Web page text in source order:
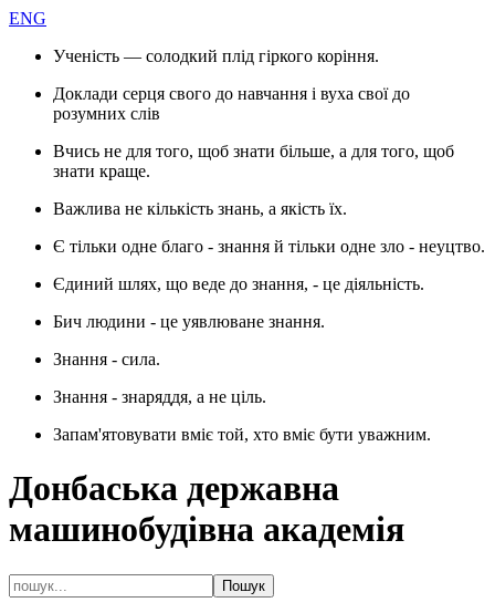
ENG
Ученість — солодкий плід гіркого коріння.
Доклади серця свого до навчання і вуха свої до
розумних слів
Вчись не для того, щоб знати більше, а для того, щоб
знати краще.
Важлива не кількість знань, а якість їх.
Є тільки одне благо - знання й тільки одне зло - неуцтво.
Єдиний шлях, що веде до знання, - це діяльність.
Бич людини - це уявлюване знання.
Знання - сила.
Знання - знаряддя, а не ціль.
Запам'ятовувати вміє той, хто вміє бути уважним.
Донбаська державна
машинобудівна академія